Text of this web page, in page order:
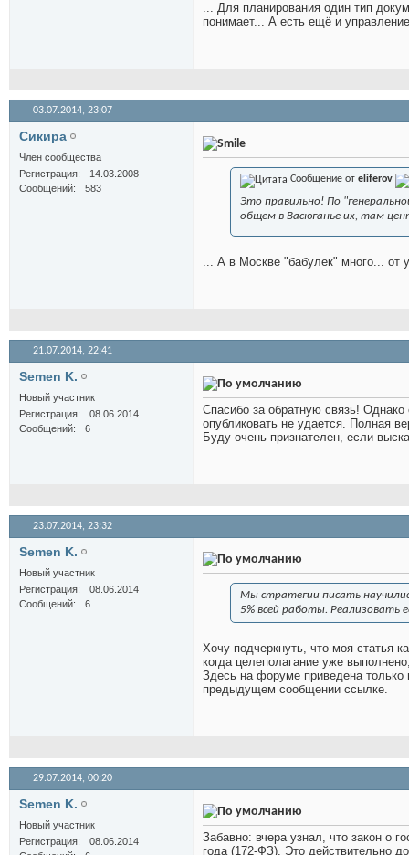
... Для планирования один тип
понимает... А есть ещё и
03.07.2014, 23:07
Сикира
Член сообщества
Регистрация
14.03.2008
Сообщений
583
Сообщение от eliferov
Это правильно! По
общем в Васюганье их, там
... А в Москве "бабулек" много... от
21.07.2014, 22:41
Semen K.
Новый участник
Регистрация
08.06.2014
Сообщений
6
Спасибо за обратную связь!
опубликовать не удается. Полная
Буду очень признателен, если
23.07.2014, 23:32
Semen K.
Новый участник
Регистрация
08.06.2014
Сообщений
6
Мы стратегии писать
5% всей работы. Реализовать
Хочу подчеркнуть, что моя статья
когда целеполагание уже
Здесь на форуме приведена только
предыдущем сообщении ссылке.
29.07.2014, 00:20
Semen K.
Новый участник
Регистрация
08.06.2014
Забавно: вчера узнал, что закон о
года (172-ФЗ). Это действительно